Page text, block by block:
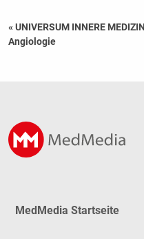
« UNIVERSUM INNERE MEDIZIN
Angiologie
MedMedia Startseite